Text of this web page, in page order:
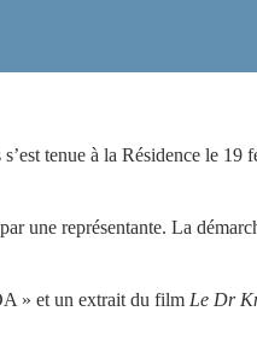
tenue à la Résidence le 19
une représentante. La
» et un extrait du film Le Dr